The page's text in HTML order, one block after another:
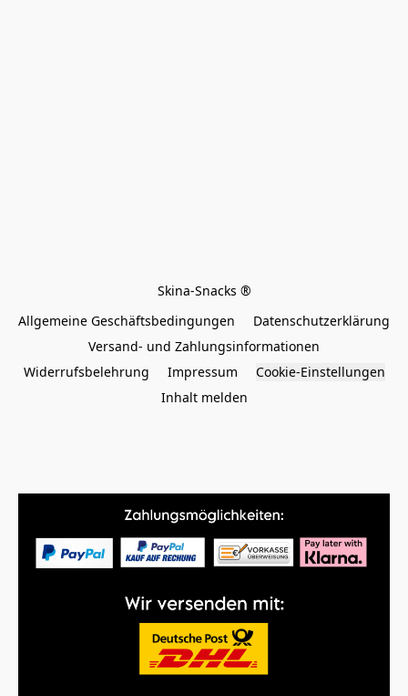
Allgemeine Geschäftsbedingungen
Datenschutzerklärung
Versand- und Zahlungsinformationen
Widerrufsbelehrung
Impressum
Cookie-Einstellungen
Inhalt melden